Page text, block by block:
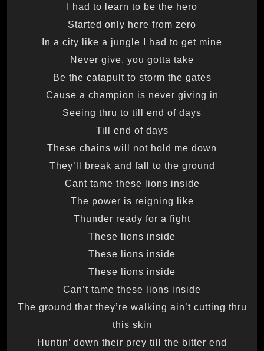
I had to learn to be the hero
Started only here from zero
In a city like a jungle I had to get mine
Never give, you gotta take
Be the catapult to storm the gates
Cause a champion is never giving in
Seeing thru to till end of days
Till end of days
These chains will not hold me down
They’ll break and fall to the ground
Cant tame these lions inside
The power is reigning like
Thunder ready for a fight
These lions inside
These lions inside
These lions inside
Can’t tame these lions inside
The ground that they’re walking ain’t cutting thru
this skin
Huntin’ down their prey till the bitter end